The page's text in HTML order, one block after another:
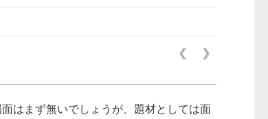
❮ ❯
はまず無いでしょうが、題材としては面